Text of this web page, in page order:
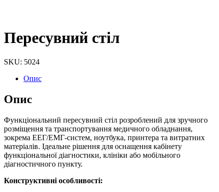
Пересувний стіл
SKU: 5024
Опис
Опис
Функціональний пересувний стіл розроблений для зручного
розміщення та транспортування медичного обладнання,
зокрема ЕЕГ/ЕМГ-систем, ноутбука, принтера та витратних
матеріалів. Ідеальне рішення для оснащення кабінету
функціональної діагностики, клініки або мобільного
діагностичного пункту.
Конструктивні особливості: